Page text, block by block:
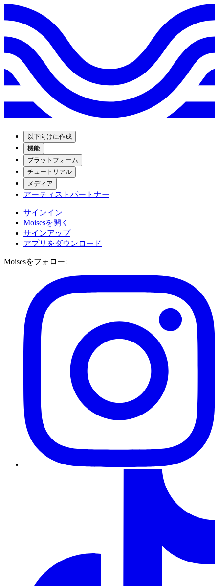
以下向けに作成
機能
プラットフォーム
チュートリアル
メディア
アーティストパートナー
サインイン
Moisesを開く
サインアップ
アプリをダウンロード
Moisesをフォロー: